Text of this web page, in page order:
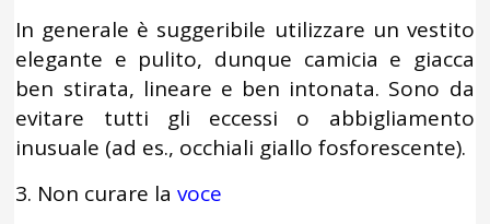
In generale è suggeribile utilizzare un vestito
elegante e pulito, dunque camicia e giacca
ben stirata, lineare e ben intonata. Sono da
evitare tutti gli eccessi o abbigliamento
inusuale (ad es., occhiali giallo fosforescente).
3. Non curare lavoce